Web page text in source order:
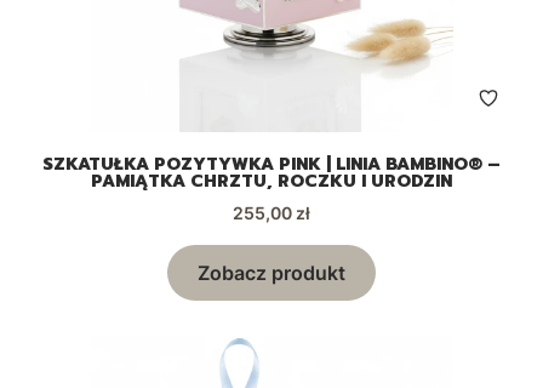
SZKATUŁKA POZYTYWKA PINK | LINIA BAMBINO® –
PAMIĄTKA CHRZTU, ROCZKU I URODZIN
Cena
255,00 zł
Zobacz produkt